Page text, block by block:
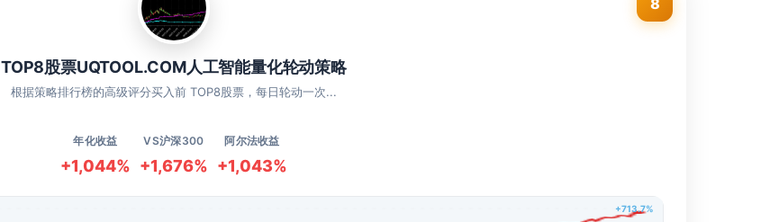
8
TOP8股票UQTOOL.COM人工智能量化轮动策略
根据策略排行榜的高级评分买入前 TOP8股票，每日轮动一次...
年化收益
+1,044%
VS沪深300
+1,676%
阿尔法收益
+1,043%
+713.7%